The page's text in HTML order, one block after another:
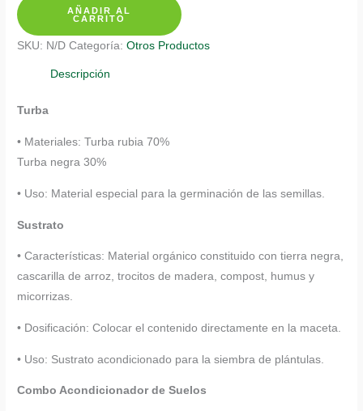
Tomate
Cherry
Perla
cantidad
AÑADIR AL
CARRITO
SKU: N/D Categoría:Otros Productos
Descripción
Turba
• Materiales: Turba rubia 70%
Turba negra 30%
• Uso: Material especial para la germinación de las semillas.
Sustrato
• Características: Material orgánico constituido con tierra negra,
cascarilla de arroz, trocitos de madera, compost, humus y
micorrizas.
• Dosificación: Colocar el contenido directamente en la maceta.
• Uso: Sustrato acondicionado para la siembra de plántulas.
Combo Acondicionador de Suelos